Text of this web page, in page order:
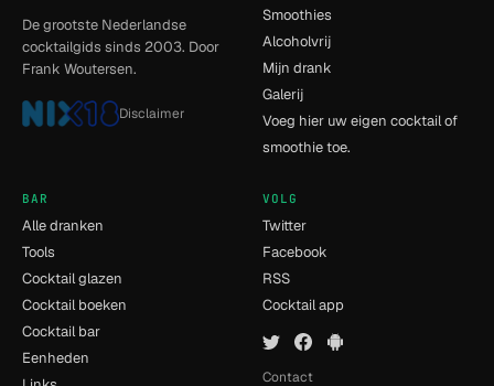
De grootste Nederlandse
cocktailgids sinds 2003. Door
Frank Woutersen.
Disclaimer
Smoothies
Alcoholvrij
Mijn drank
Galerij
Voeg hier uw eigen cocktail of
smoothie toe.
BAR
Alle dranken
Tools
Cocktail glazen
Cocktail boeken
Cocktail bar
Eenheden
VOLG
Twitter
Facebook
RSS
Cocktail app
Contact